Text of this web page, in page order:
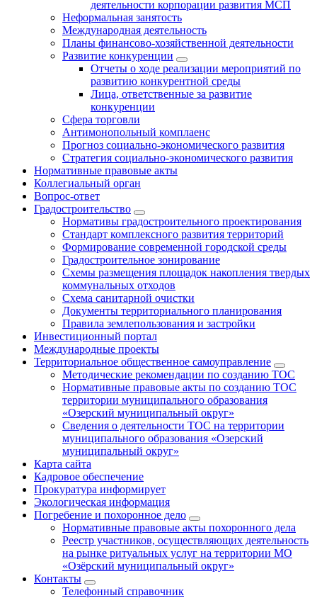
деятельности корпорации развития МСП
Неформальная занятость
Международная деятельность
Планы финансово-хозяйственной деятельности
Развитие конкуренции
Отчеты о ходе реализации мероприятий по
развитию конкурентной среды
Лица, ответственные за развитие
конкуренции
Сфера торговли
Антимонопольный комплаенс
Прогноз социально-экономического развития
Стратегия социально-экономического развития
Нормативные правовые акты
Коллегиальный орган
Вопрос-ответ
Градостроительство
Нормативы градостроительного проектирования
Стандарт комплексного развития территорий
Формирование современной городской среды
Градостроительное зонирование
Схемы размещения площадок накопления твердых
коммунальных отходов
Схема санитарной очистки
Документы территориального планирования
Правила землепользования и застройки
Инвестиционный портал
Международные проекты
Территориальное общественное самоуправление
Методические рекомендации по созданию ТОС
Нормативные правовые акты по созданию ТОС
территории муниципального образования
«Озерский муниципальный округ»
Сведения о деятельности ТОС на территории
муниципального образования «Озерский
муниципальный округ»
Карта сайта
Кадровое обеспечение
Прокуратура информирует
Экологическая информация
Погребение и похоронное дело
Нормативные правовые акты похоронного дела
Реестр участников, осуществляющих деятельность
на рынке ритуальных услуг на территории МО
«Озёрский муниципальный округ»
Контакты
Телефонный справочник